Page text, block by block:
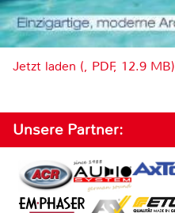
Jetzt laden (, PDF, 12.9 MB)
Unsere Partner: